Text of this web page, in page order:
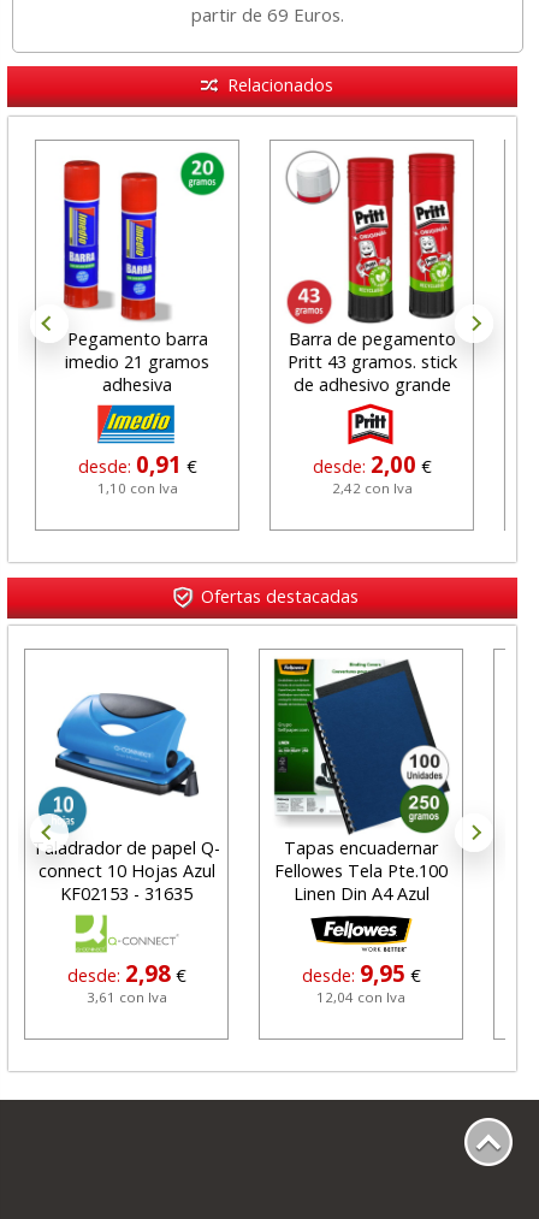
partir de 69 Euros.
Relacionados
Pegamento barra
imedio 21 gramos
adhesiva
desde:0,91
1,10 con Iva
Barra de pegamento
Pritt 43 gramos. stick
de adhesivo grande
desde:2,00 €
2,42 con Iva
Ofertas destacadas
Taladrador de papel Q-
connect 10 Hojas Azul
KF02153 - 31635
desde: 2,98 €
3,61 con Iva
Tapas encuadernar
Fellowes Tela Pte.100
Linen Din A4 Azul
desde: 9,95 €
12,04 con Iva